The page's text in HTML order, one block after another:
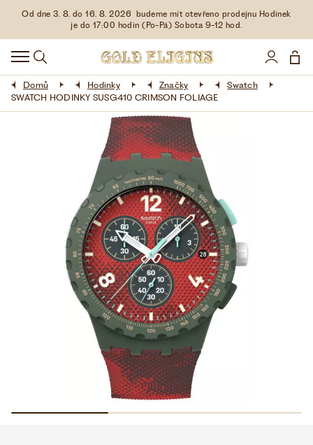
Od dne 3. 8. do 16. 8. 2026 budeme mít otevřeno prodejnu Hodinek
je do 17:00 hodin (Po-Pá) Sobota 9-12 hod.
HODINKY
DOPLŇKY
ŠPERKY
LIMITOVANÉ EDICE
LÁSKA ❤
VŠE O NÁKUPU
KONTAKT
WHATSAPP VIBER
VOLEJTE 9:00–18:00+420 775 138 346
Domů Hodinky Značky
Swatch
SWATCH HODINKY SUSG410 CRIMSON FOLIAGE